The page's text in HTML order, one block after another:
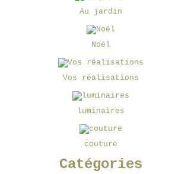
Au jardin
Noël
Vos réalisations
luminaires
couture
Catégories